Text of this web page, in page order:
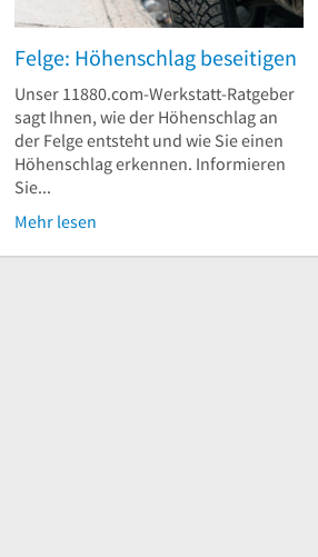
Felge: Höhenschlag beseitigen
Unser 11880.com-Werkstatt-Ratgeber
sagt Ihnen, wie der Höhenschlag an
der Felge entsteht und wie Sie einen
Höhenschlag erkennen. Informieren
Sie...
Mehr lesen